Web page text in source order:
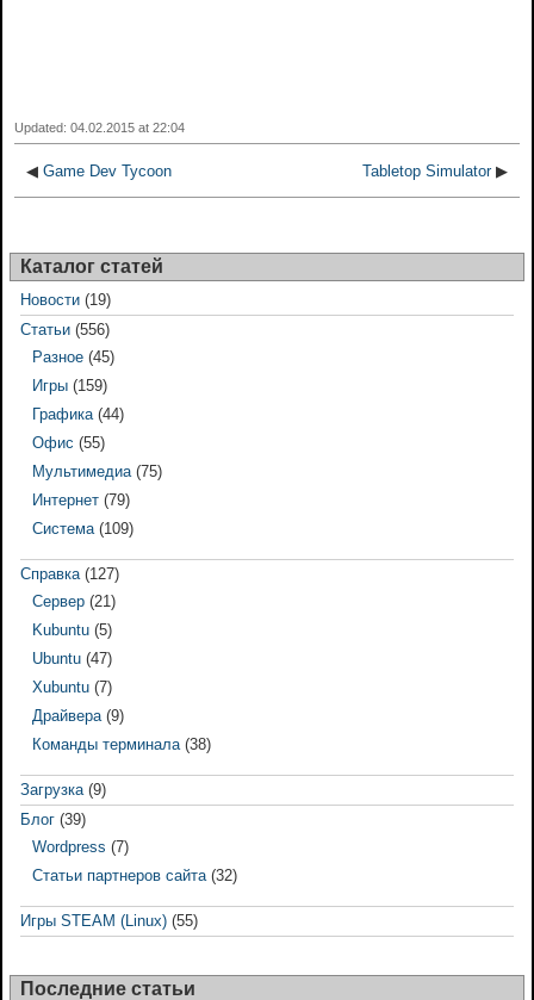
Updated: 04.02.2015 at 22:04
◀ Game Dev Tycoon Tabletop Simulator▶
Каталог статей
Новости (19)
Статьи (556)
Разное (45)
Игры (159)
Графика(44)
Офис (55)
Мультимедиа(75)
Интернет (79)
Система(109)
Справка(127)
Сервер (21)
Kubuntu (5)
Ubuntu (47)
Xubuntu (7)
Драйвера(9)
Команды терминала(38)
Загрузка(9)
Блог (39)
Wordpress (7)
Статьи партнеров сайта(32)
Игры STEAM (Linux) (55)
Последние статьи